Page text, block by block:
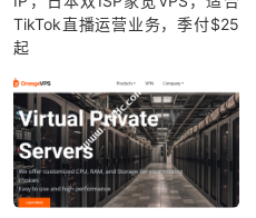
TikTok直播运营业务，季付$25
起